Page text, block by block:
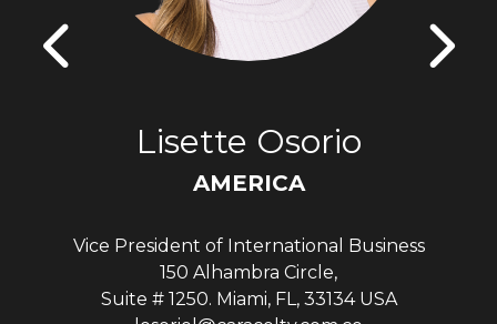
Lisette Osorio
AMERICA
Vice President of International Business
150 Alhambra Circle,
Suite # 1250. Miami, FL, 33134 USA